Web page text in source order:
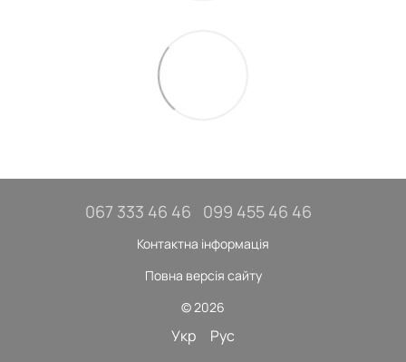
067 333 46 46 099 455 46 46
Контактна інформація
Повна версія сайту
© 2026
Укр Рус